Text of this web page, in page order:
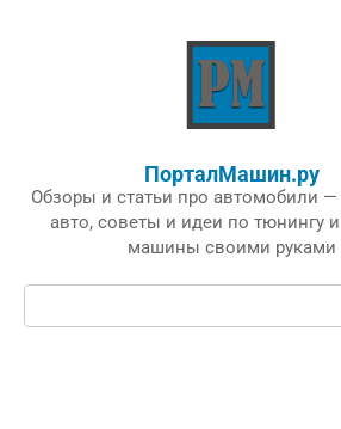
ПорталМашин.ру
Обзоры и статьи про автомобили —
авто, советы и идеи по тюнингу
машины своими руками
Поиск: